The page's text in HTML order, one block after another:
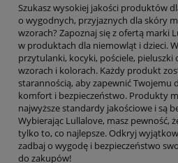
Szukasz wysokiej jakości produktów
o wygodnych, przyjaznych dla skóry
wzorach? Zapoznaj się z ofertą marki
w produktach dla niemowląt i dzieci.
przytulanki, kocyki, pościele,
wzorach i kolorach. Każdy produkt
starannością, aby zapewnić Twojemu
komfort i bezpieczeństwo. Produkty
najwyższe standardy jakościowe i są
Wybierając Lullalove, masz pewność,
tylko to, co najlepsze. Odkryj
zadbaj o wygodę i bezpieczeństwo
do zakupów!